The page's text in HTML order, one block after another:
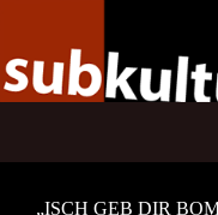
„ISCH GEB DIR